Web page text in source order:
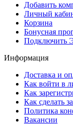
Добавить
Личный
Корзина
Бонусная
Подключить
Информация
Доставка и
Как войти в
Как
Как сделать
Политика
Вакансии